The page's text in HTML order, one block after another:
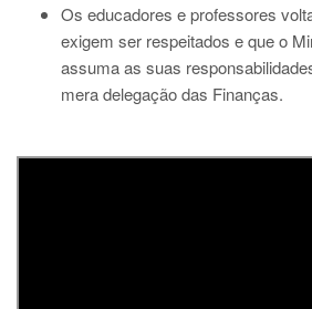
Os educadores e professores
exigem ser respeitados e que o
assuma as suas
mera delegação das Finanças.